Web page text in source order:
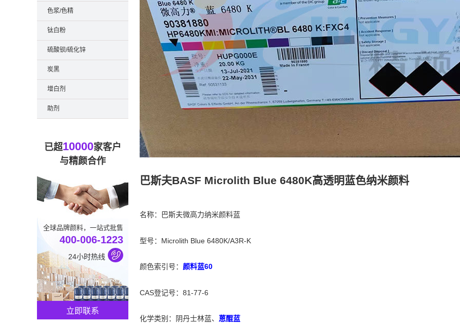
巴斯夫BASF Microlith Blue 6480K高透明蓝色纳米颜料
名称：巴斯夫微高力纳米颜料蓝
型号：Microlith Blue 6480K/A3R-K
颜色索引号： 颜料蓝60
CAS登记号：81-77-6
化学类别：阴丹士林蓝、 蒽醌蓝
色浆/色精
钛白粉
硫酸钡/硫化锌
炭黑
增白剂
助剂
已超10000家客户
与精颜合作
全球品牌颜料，一站式批售
400-006-1223
24小时热线
立即联系